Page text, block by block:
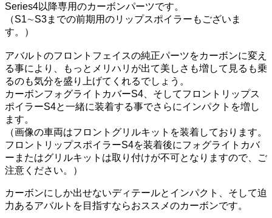
Series4以降専用のカーボンパーツです。
（S1∼S3までの前期用のリップスポイラーもございま
す。）
アバルトのフロントフェイスの純正パーツをカーボンに変え
る事により、もっとメリハリが出て美しさも増して見るも乗
るのも気分を盛り上げてくれるでしょう。
カーボンフォグライトカバーS4、そしてフロントリップス
ポイラーS4と一緒に装着する事でさらにインパクトを増し
ます。
（画像の車両はフロントグリルキットを装着しております。
フロントリップスポイラーS4を装着後にフォグライトカバ
ーまたはグリルキットは取り付けが不可となりますので、ご
注意ください。）
カーボンにしか出せないディテールとインパクト、そして迫
力あるアバルトを目指すならおススメのカーボンです。